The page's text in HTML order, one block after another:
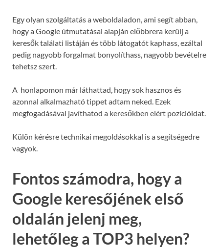
Egy olyan szolgáltatás a weboldaladon, ami segít abban,
hogy a Google útmutatásai alapján előbbrera kerülj a
keresők találati listáján és több látogatót kaphass, ezáltal
pedig nagyobb forgalmat bonyolíthass, nagyobb bevételre
tehetsz szert.
A honlapomon már láthattad, hogy sok hasznos és
azonnal alkalmazható tippet adtam neked. Ezek
megfogadásával javíthatod a keresőkben elért pozícióidat.
Külön kérésre technikai megoldásokkal is a segítségedre
vagyok.
Fontos számodra, hogy a
Google keresőjének első
oldalán jelenj meg,
lehetőleg a TOP3 helyen?